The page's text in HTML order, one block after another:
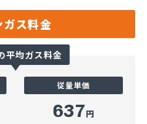
ス料金
平均ガス料金
従量単価
637円